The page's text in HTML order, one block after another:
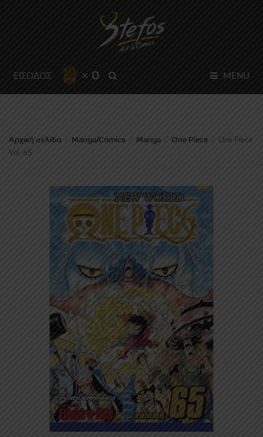
ΕΙΣΟΔΟΣ × 0 MENU
Αρχική σελίδα / Manga/Comics / Manga / One Piece / One Piece
Vol. 65